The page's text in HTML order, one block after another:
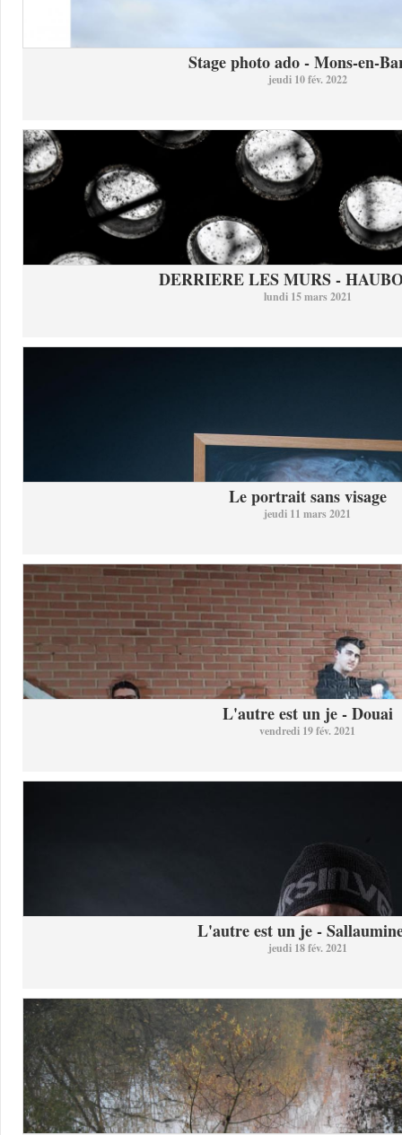
Stage photo ado - Mons-en-
jeudi 10 fév. 2022
DERRIERE LES MURS -
lundi 15 mars 2021
Le portrait sans visage
jeudi 11 mars 2021
L'autre est un je - Douai
vendredi 19 fév. 2021
L'autre est un je -
jeudi 18 fév. 2021